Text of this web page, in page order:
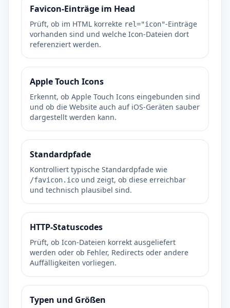
Favicon-Einträge im Head
Prüft, ob im HTML korrekte rel="icon"-Einträge
vorhanden sind und welche Icon-Dateien dort
referenziert werden.
Apple Touch Icons
Erkennt, ob Apple Touch Icons eingebunden sind
und ob die Website auch auf iOS-Geräten sauber
dargestellt werden kann.
Standardpfade
Kontrolliert typische Standardpfade wie
/favicon.ico und zeigt, ob diese erreichbar
und technisch plausibel sind.
HTTP-Statuscodes
Prüft, ob Icon-Dateien korrekt ausgeliefert
werden oder ob Fehler, Redirects oder andere
Auffälligkeiten vorliegen.
Typen und Größen